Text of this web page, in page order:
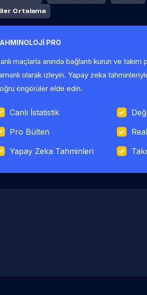
Ortalama
PRO
maçlarla anında bağlantı kurun ve
olarak izleyin. Yapay zeka
öngörüler elde edin.
Canlı İstatistik
Pro Bülten
Yapay Zeka Tahminleri